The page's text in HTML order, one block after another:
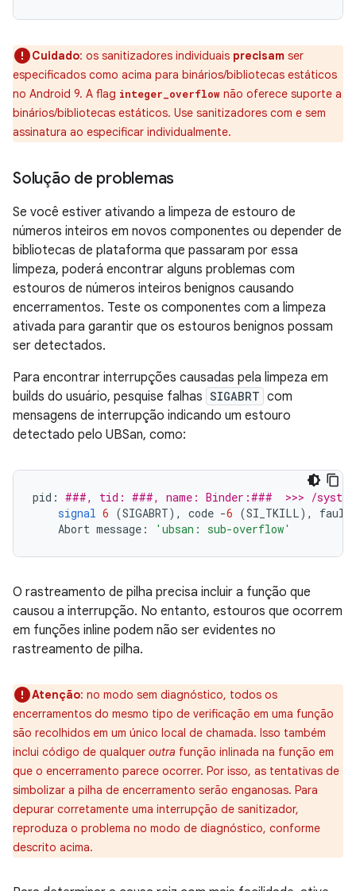
Cuidado: os sanitizadores individuais precisam ser
especificados como acima para binários/bibliotecas estáticos
no Android 9. A flag integer_overflow não oferece suporte a
binários/bibliotecas estáticos. Use sanitizadores com e sem
assinatura ao especificar individualmente.
Solução de problemas
Se você estiver ativando a limpeza de estouro de
números inteiros em novos componentes ou depender de
bibliotecas de plataforma que passaram por essa
limpeza, poderá encontrar alguns problemas com
estouros de números inteiros benignos causando
encerramentos. Teste os componentes com a limpeza
ativada para garantir que os estouros benignos possam
ser detectados.
Para encontrar interrupções causadas pela limpeza em
builds do usuário, pesquise falhas SIGABRT com
mensagens de interrupção indicando um estouro
detectado pelo UBSan, como:
pid : ###, tid: ###, name: Binder:###  >>> /
signal 6 (SIGABRT), code -6 (SI_TKILL),
fault
Abort message : 'ubsan: sub-overflow'
O rastreamento de pilha precisa incluir a função que
causou a interrupção. No entanto, estouros que ocorrem
em funções inline podem não ser evidentes no
rastreamento de pilha.
Atenção: no modo sem diagnóstico, todos os
encerramentos do mesmo tipo de verificação em uma função
são recolhidos em um único local de chamada. Isso também
inclui código de qualquer outra função inlinada na função em
que o encerramento parece ocorrer. Por isso, as tentativas de
simbolizar a pilha de encerramento serão enganosas. Para
depurar corretamente uma interrupção de sanitizador,
reproduza o problema no modo de diagnóstico, conforme
descrito acima.